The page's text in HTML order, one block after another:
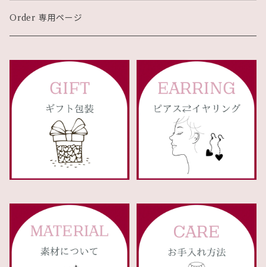
Gift set ギフトセット
CareGoods お手入れ用品
メタル・石なし
グレー・シルバー系
オレンジ系
イエロー・ゴールド系
パープル系
２月
４月
８月
モチーフもの
星 Star
四つ葉 Clover
チェーンタッセル＆フリンジ
オケージョン
お守りジュエリー
不思議のメダイ
Order 専用ページ